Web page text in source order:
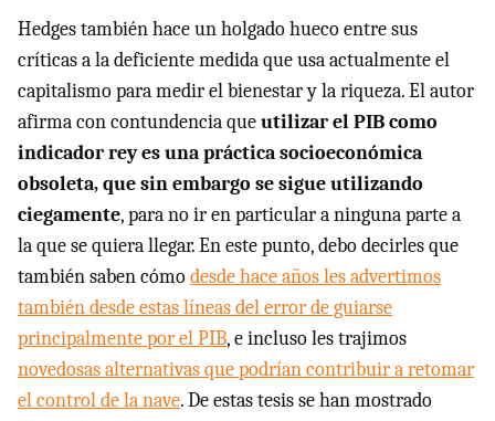
Hedges también hace un holgado hueco entre sus
críticas a la deficiente medida que usa actualmente el
capitalismo para medir el bienestar y la riqueza. El autor
afirma con contundencia queutilizar el PIB como
indicador rey es una práctica socioeconómica
obsoleta, que sin embargo se sigue utilizando
ciegamente, para no ir en particular a ninguna parte a
la que se quiera llegar. En este punto, debo decirles que
también saben cómodesde hace años les advertimos
también desde estas líneas del error de guiarse
principalmente por el PIB, e incluso les trajimos
novedosas alternativas que podrían contribuir a retomar
el control de la nave. De estas tesis se han mostrado